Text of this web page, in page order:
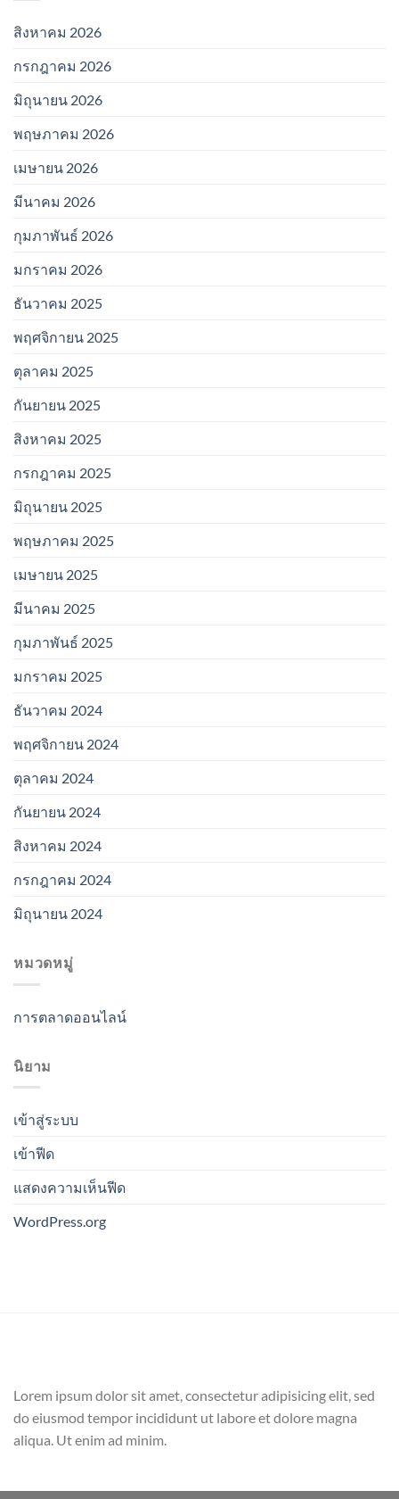
สิงหาคม 2026
กรกฎาคม 2026
มิถุนายน 2026
พฤษภาคม 2026
เมษายน 2026
มีนาคม 2026
กุมภาพันธ์ 2026
มกราคม 2026
ธันวาคม 2025
พฤศจิกายน 2025
ตุลาคม 2025
กันยายน 2025
สิงหาคม 2025
กรกฎาคม 2025
มิถุนายน 2025
พฤษภาคม 2025
เมษายน 2025
มีนาคม 2025
กุมภาพันธ์ 2025
มกราคม 2025
ธันวาคม 2024
พฤศจิกายน 2024
ตุลาคม 2024
กันยายน 2024
สิงหาคม 2024
กรกฎาคม 2024
มิถุนายน 2024
หมวดหมู่
การตลาดออนไลน์
นิยาม
เข้าสู่ระบบ
เข้าฟีด
แสดงความเห็นฟีด
WordPress.org
Lorem ipsum dolor sit amet, consectetur adipisicing elit, sed
do eiusmod tempor incididunt ut labore et dolore magna
aliqua. Ut enim ad minim.